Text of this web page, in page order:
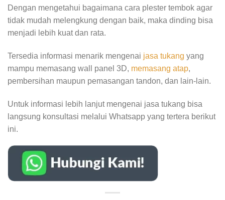
Dengan mengetahui bagaimana cara plester tembok agar
tidak mudah melengkung dengan baik, maka dinding bisa
menjadi lebih kuat dan rata.
Tersedia informasi menarik mengenai jasa tukang yang
mampu memasang wall panel 3D, memasang atap,
pembersihan maupun pemasangan tandon, dan lain-lain.
Untuk informasi lebih lanjut mengenai jasa tukang bisa
langsung konsultasi melalui Whatsapp yang tertera berikut
ini.